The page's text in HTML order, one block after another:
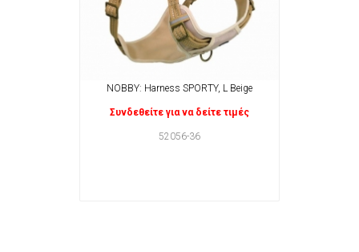
NOBBY: Harness SPORTY, L Beige
Συνδεθείτε για να δείτε τιμές
52056-36